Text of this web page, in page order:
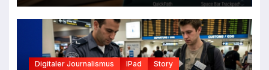
Digitaler Journalismus IPad Story